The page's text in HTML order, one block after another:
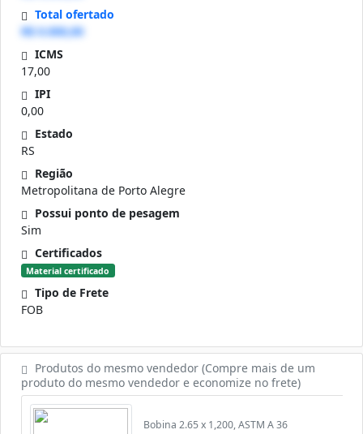
Total ofertado
R$ 0.000,00
ICMS
17,00
IPI
0,00
Estado
RS
Região
Metropolitana de Porto Alegre
Possui ponto de pesagem
Sim
Certificados
Material certificado
Tipo de Frete
FOB
Produtos do mesmo vendedor (Compre mais de um
produto do mesmo vendedor e economize no frete)
Bobina 2.65 x 1,200, ASTM A 36